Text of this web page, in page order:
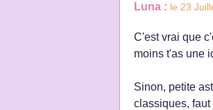
Luna : le 23
C'est vrai que
moins t'as une
Sinon, petite
classiques,